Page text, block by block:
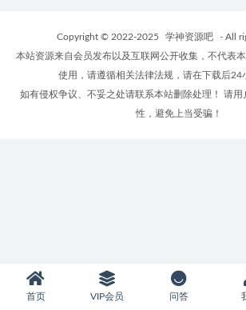
Copyright © 2022-2025 学神资源吧
- All
本站资源来自会员发布以及互联网公开收集，不代表
使用，请遵循相关法律法规，请在下载后24
如有侵权争议、不妥之处请联系本站删除处理！ 请
性，避免上当受骗！
首页 VIP会员 问答